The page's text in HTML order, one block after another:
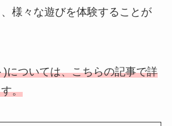
様々な遊びを体験することが
については、こちらの記事で詳
。